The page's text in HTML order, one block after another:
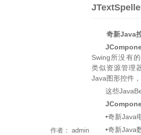
作者： admin
奇新Java
Swing所没有
类似资源管理
Java图形控件
这些
•奇新Java
•奇新Java